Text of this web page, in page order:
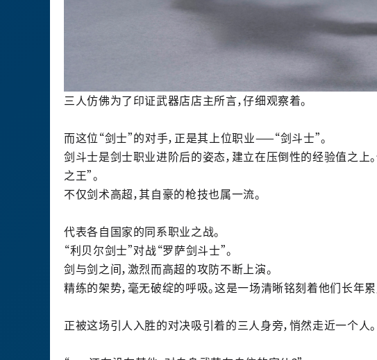
三人仿佛为了印证武器店店主所言，仔细观察着。
而这位“剑士”的对手，正是其上位职业——“剑斗士”。
剑斗士是剑士职业进阶后的姿态，建立在压倒性的经验值之上
之王”。
不仅剑术高超，其自豪的枪技也属一流。
代表各自国家的同系职业之战。
“利贝尔剑士”对战“罗萨剑斗士”。
剑与剑之间，激烈而高超的攻防不断上演。
精练的架势，毫无破绽的呼吸。这是一场清晰铭刻着他们长年
正被这场引人入胜的对决吸引着的三人身旁，悄然走近一个人。